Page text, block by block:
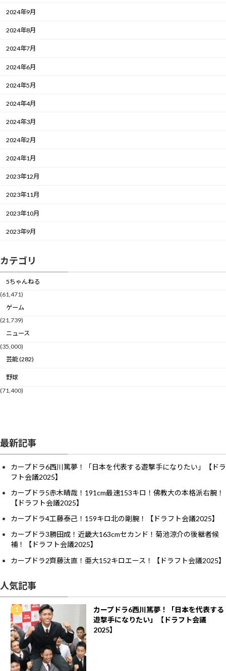
2024年9月
2024年8月
2024年7月
2024年6月
2024年5月
2024年4月
2024年3月
2024年2月
2024年1月
2023年12月
2023年11月
2023年10月
2023年9月
カテゴリ
5ちゃんねる
(61,471)
ゲーム
(21,739)
ニュース
(35,000)
芸能 (282)
野球
(71,400)
最新記事
カープドラ6西川篤夢！「日本を代表する遊撃手になりたい」【ドラ
フト会議2025】
カープドラ5赤木晴哉！191cm最速153キロ！佛教大の本格派右腕！
【ドラフト会議2025】
カープドラ4工藤泰己！159キロ北の剛腕！【ドラフト会議2025】
カープドラ3勝田成！近畿大163cmセカンド！菊池涼介の後継者候
補！【ドラフト会議2025】
カープドラ2齊藤汰直！亜大152キロエース！【ドラフト会議2025】
人気記事
カープドラ6西川篤夢！「日本を代表する
遊撃手になりたい」【ドラフト会議
2025】